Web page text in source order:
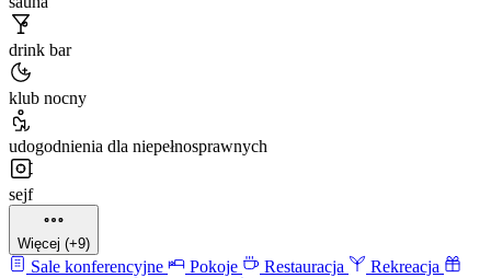
drink bar
klub nocny
udogodnienia dla niepełnosprawnych
sejf
Więcej (+9)
Sale konferencyjne Pokoje Restauracja
Rekreacja